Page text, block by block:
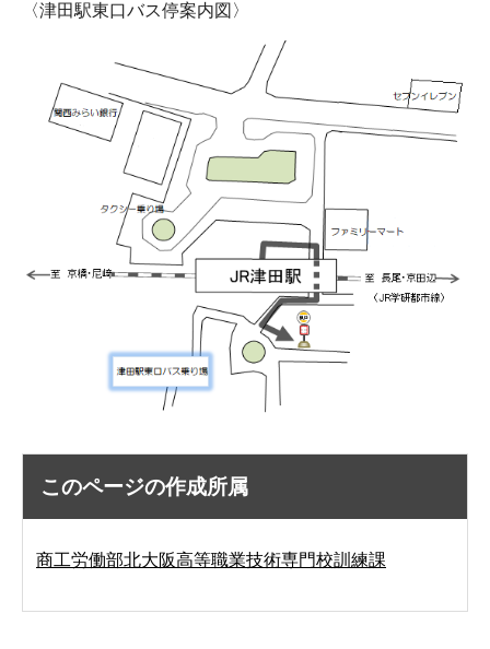
〈津田駅東口バス停案内図〉
このページの作成所属
商工労働部北大阪高等職業技術専門校訓練課